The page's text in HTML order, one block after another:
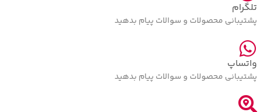
تلگرام
پشتیبانی محصولات و سوالات پیام بدهید
واتساپ
پشتیبانی محصولات و سوالات پیام بدهید